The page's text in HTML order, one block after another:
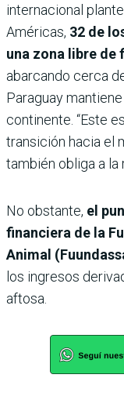
internacional
Américas, 32 de
una zona libre de
abarcando cerca
Paraguay
continente. “Este
transición hacia el
también obliga a la
No obstante, el
financiera de la
Animal
los ingresos
aftosa.